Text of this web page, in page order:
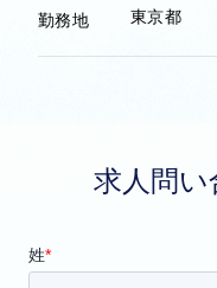
勤務地 東京都
求人問